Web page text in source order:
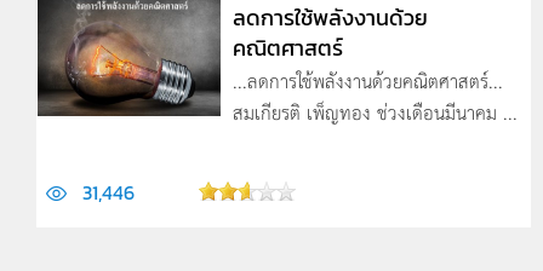
ลดการใช้พลังงานด้วย
คณิตศาสตร์
...ลดการใช้พลังงานด้วยคณิตศาสตร์...
สมเกียรติ เพ็ญทอง ช่วงเดือนมีนาคม ...
31,446